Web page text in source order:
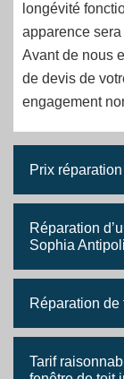
longévité
apparence
Avant de nous
de devis de
engagement
Prix
Réparation
Sophia
Réparation de
Tarif